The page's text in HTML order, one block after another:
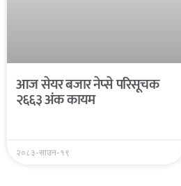
आज सेयर बजार नेप्से परिसूचक
२६६३ अंक कायम
२०८३-साउन-१९